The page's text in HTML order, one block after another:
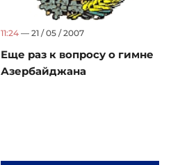
11:24 — 21 / 05 / 2007
Еще раз к вопросу о гимне
Азербайджана